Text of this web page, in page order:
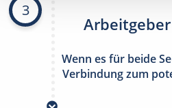
3
Wenn es für beide
Verbindung zum